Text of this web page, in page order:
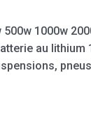
1000w
au